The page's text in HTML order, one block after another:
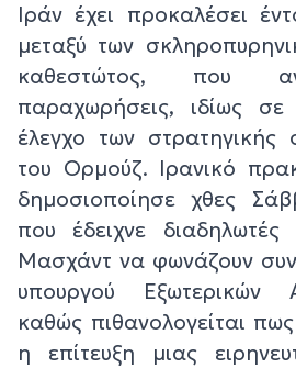
Ιράν έχει προκαλέσει
μεταξύ των
καθεστώτος, που
παραχωρήσεις, ιδίως
έλεγχο των στρατηγικής
του Ορμούζ. Ιρανικό
δημοσιοποίησε χθες
που έδειχνε
Μασχάντ να φωνάζουν
υπουργού Εξωτερικών
καθώς πιθανολογείται
η επίτευξη μιας